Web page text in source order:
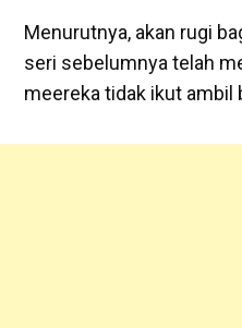
Menurutnya, akan rugi
seri sebelumnya telah
meereka tidak ikut ambil